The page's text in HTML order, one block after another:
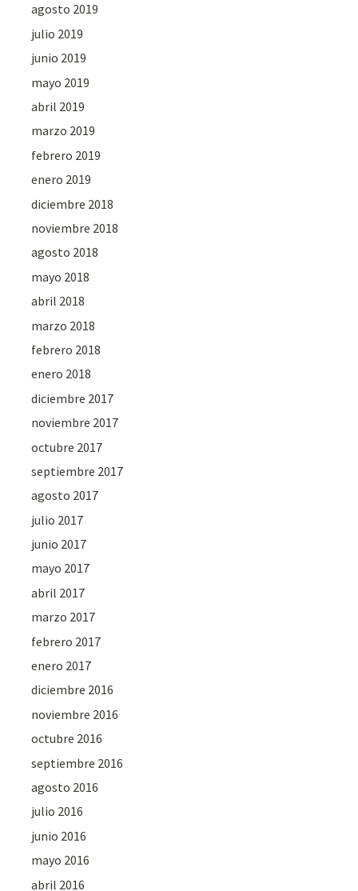
agosto 2019
julio 2019
junio 2019
mayo 2019
abril 2019
marzo 2019
febrero 2019
enero 2019
diciembre 2018
noviembre 2018
agosto 2018
mayo 2018
abril 2018
marzo 2018
febrero 2018
enero 2018
diciembre 2017
noviembre 2017
octubre 2017
septiembre 2017
agosto 2017
julio 2017
junio 2017
mayo 2017
abril 2017
marzo 2017
febrero 2017
enero 2017
diciembre 2016
noviembre 2016
octubre 2016
septiembre 2016
agosto 2016
julio 2016
junio 2016
mayo 2016
abril 2016